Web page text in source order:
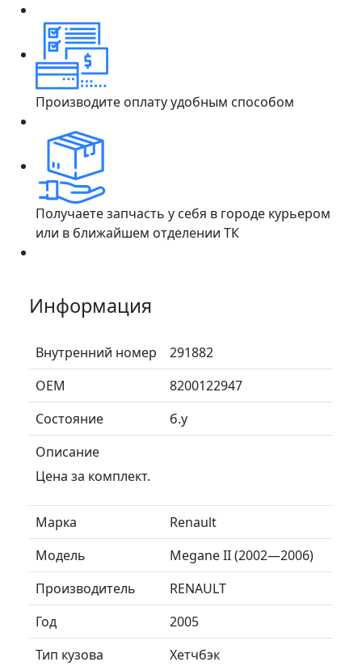
Производите оплату удобным способом
Получаете запчасть у себя в городе курьером
или в ближайшем отделении ТК
Информация
Внутренний номер
291882
ОЕМ
8200122947
Состояние
б.у
Описание
Цена за комплект.
Марка
Renault
Модель
Megane II (2002—2006)
Производитель
RENAULT
Год
2005
Тип кузова
Хетчбэк